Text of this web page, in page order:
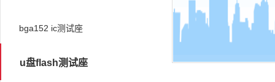
bga152 ic测试座
u盘flash测试座